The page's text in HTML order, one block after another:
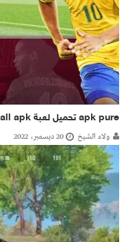
apk pure تحميل لعبة total football apk للاندرويد 2023
ولاء الشيخ 20 ديسمبر، 2022